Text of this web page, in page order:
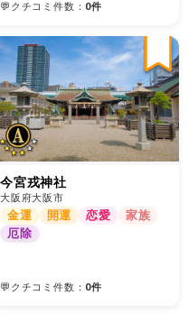
💬クチコミ件数： 0件
今宮戎神社
大阪府大阪市
金運 開運 恋愛
家族
厄除
💬クチコミ件数： 0件